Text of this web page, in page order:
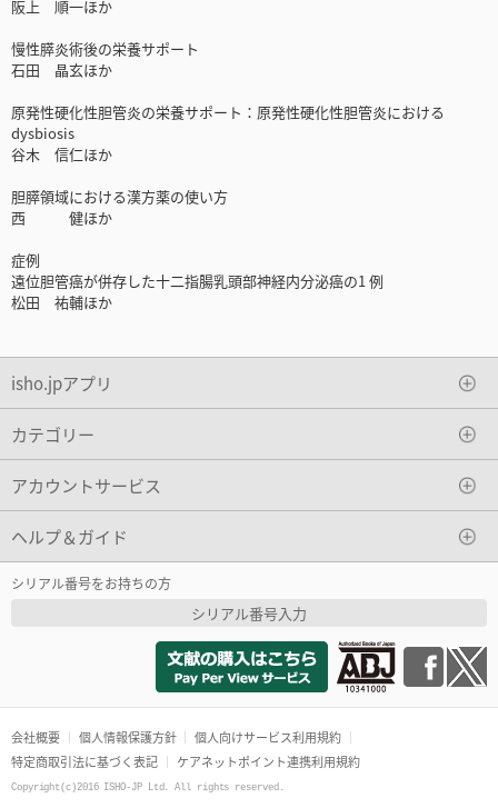
阪上 順一ほか
慢性膵炎術後の栄養サポート
石田 晶玄ほか
原発性硬化性胆管炎の栄養サポート：原発性硬化性胆管炎における
dysbiosis
谷木 信仁ほか
胆膵領域における漢方薬の使い方
西 健ほか
症例
遠位胆管癌が併存した十二指腸乳頭部神経内分泌癌の1 例
松田 祐輔ほか
isho.jpアプリ
カテゴリー
アカウントサービス
ヘルプ＆ガイド
シリアル番号をお持ちの方
シリアル番号入力
会社概要 個人情報保護方針
個人向けサービス利用規約
特定商取引法に基づく表記
ケアネットポイント連携利用規約
Copyright(c)2016 ISHO-JP Ltd. All rights reserved.